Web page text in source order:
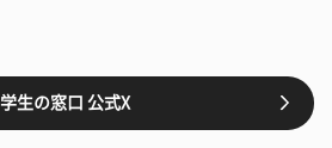
学生の窓口 公式X